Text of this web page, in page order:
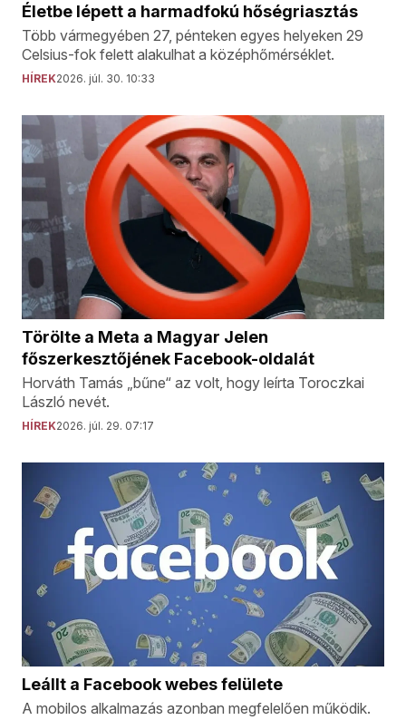
Életbe lépett a harmadfokú hőségriasztás
Több vármegyében 27, pénteken egyes helyeken 29
Celsius-fok felett alakulhat a középhőmérséklet.
HÍREK2026. júl. 30. 10:33
Törölte a Meta a Magyar Jelen
főszerkesztőjének Facebook-oldalát
Horváth Tamás „bűne“ az volt, hogy leírta Toroczkai
László nevét.
HÍREK2026. júl. 29. 07:17
Leállt a Facebook webes felülete
A mobilos alkalmazás azonban megfelelően működik.